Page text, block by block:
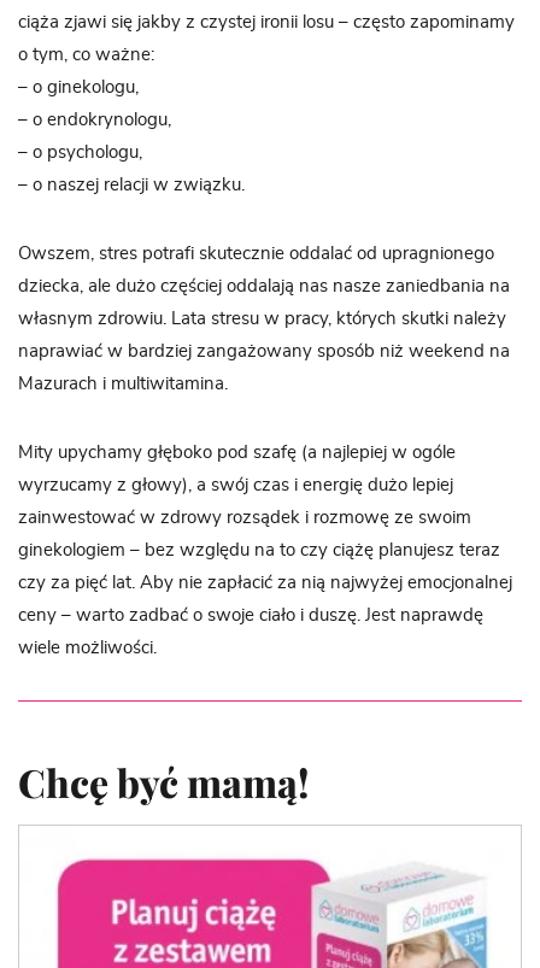
ciąża zjawi się jakby z czystej ironii losu – często zapominamy
o tym, co ważne:
– o ginekologu,
– o endokrynologu,
– o psychologu,
– o naszej relacji w związku.
Owszem, stres potrafi skutecznie oddalać od upragnionego
dziecka, ale dużo częściej oddalają nas nasze zaniedbania na
własnym zdrowiu. Lata stresu w pracy, których skutki należy
naprawiać w bardziej zangażowany sposób niż weekend na
Mazurach i multiwitamina.
Mity upychamy głęboko pod szafę (a najlepiej w ogóle
wyrzucamy z głowy), a swój czas i energię dużo lepiej
zainwestować w zdrowy rozsądek i rozmowę ze swoim
ginekologiem – bez względu na to czy ciążę planujesz teraz
czy za pięć lat. Aby nie zapłacić za nią najwyżej emocjonalnej
ceny – warto zadbać o swoje ciało i duszę. Jest naprawdę
wiele możliwości.
Chcę być mamą!